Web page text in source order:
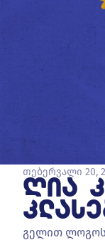
თებერვალი 20,
ᲦᲘᲐ
გელით